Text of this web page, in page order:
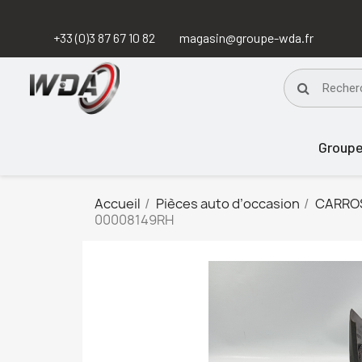
+33 (0)3 87 67 10 82 magasin@groupe-wda.fr
Accueil Pièces auto d’occasion
00008149RH